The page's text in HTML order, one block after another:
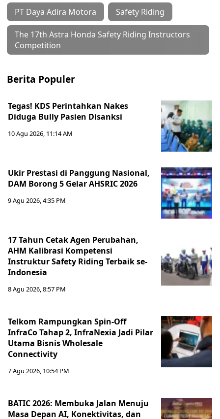
PT Daya Adira Motora Safety Riding
The 17th Astra Honda Safety Riding Instructors
Competition
Berita Populer
Tegas! KDS Perintahkan Nakes
Diduga Bully Pasien Disanksi
10 Agu 2026, 11:14 AM
Ukir Prestasi di Panggung Nasional,
DAM Borong 5 Gelar AHSRIC 2026
9 Agu 2026, 4:35 PM
17 Tahun Cetak Agen Perubahan,
AHM Kalibrasi Kompetensi
Instruktur Safety Riding Terbaik se-
Indonesia
8 Agu 2026, 8:57 PM
Telkom Rampungkan Spin-Off
InfraCo Tahap 2, InfraNexia Jadi Pilar
Utama Bisnis Wholesale
Connectivity
7 Agu 2026, 10:54 PM
BATIC 2026: Membuka Jalan Menuju
Masa Depan AI, Konektivitas, dan